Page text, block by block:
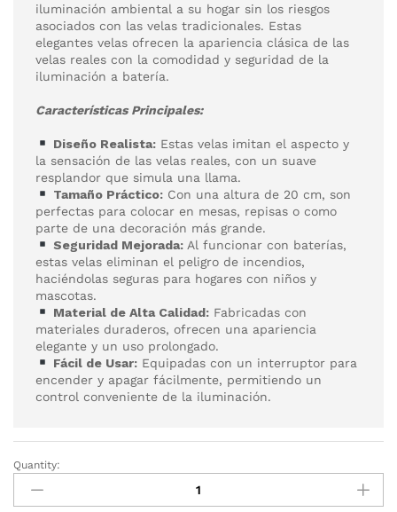
iluminación ambiental a su hogar sin los riesgos
asociados con las velas tradicionales. Estas
elegantes velas ofrecen la apariencia clásica de las
velas reales con la comodidad y seguridad de la
iluminación a batería.
Características Principales:
Diseño Realista:Estas velas imitan el aspecto y
la sensación de las velas reales, con un suave
resplandor que simula una llama.
Tamaño Práctico:Con una altura de 20 cm, son
perfectas para colocar en mesas, repisas o como
parte de una decoración más grande.
Seguridad Mejorada:Al funcionar con baterías,
estas velas eliminan el peligro de incendios,
haciéndolas seguras para hogares con niños y
mascotas.
Material de Alta Calidad:Fabricadas con
materiales duraderos, ofrecen una apariencia
elegante y un uso prolongado.
Fácil de Usar:Equipadas con un interruptor para
encender y apagar fácilmente, permitiendo un
control conveniente de la iluminación.
Quantity: